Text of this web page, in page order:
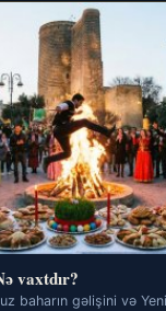
vaxtdır?
baharın gəlişini və